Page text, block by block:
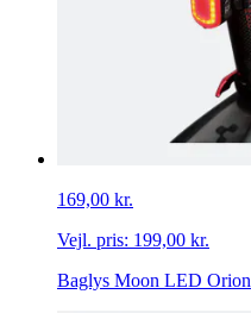
169,00 kr.
Vejl. pris: 199,00 kr.
Baglys Moon LED Orion